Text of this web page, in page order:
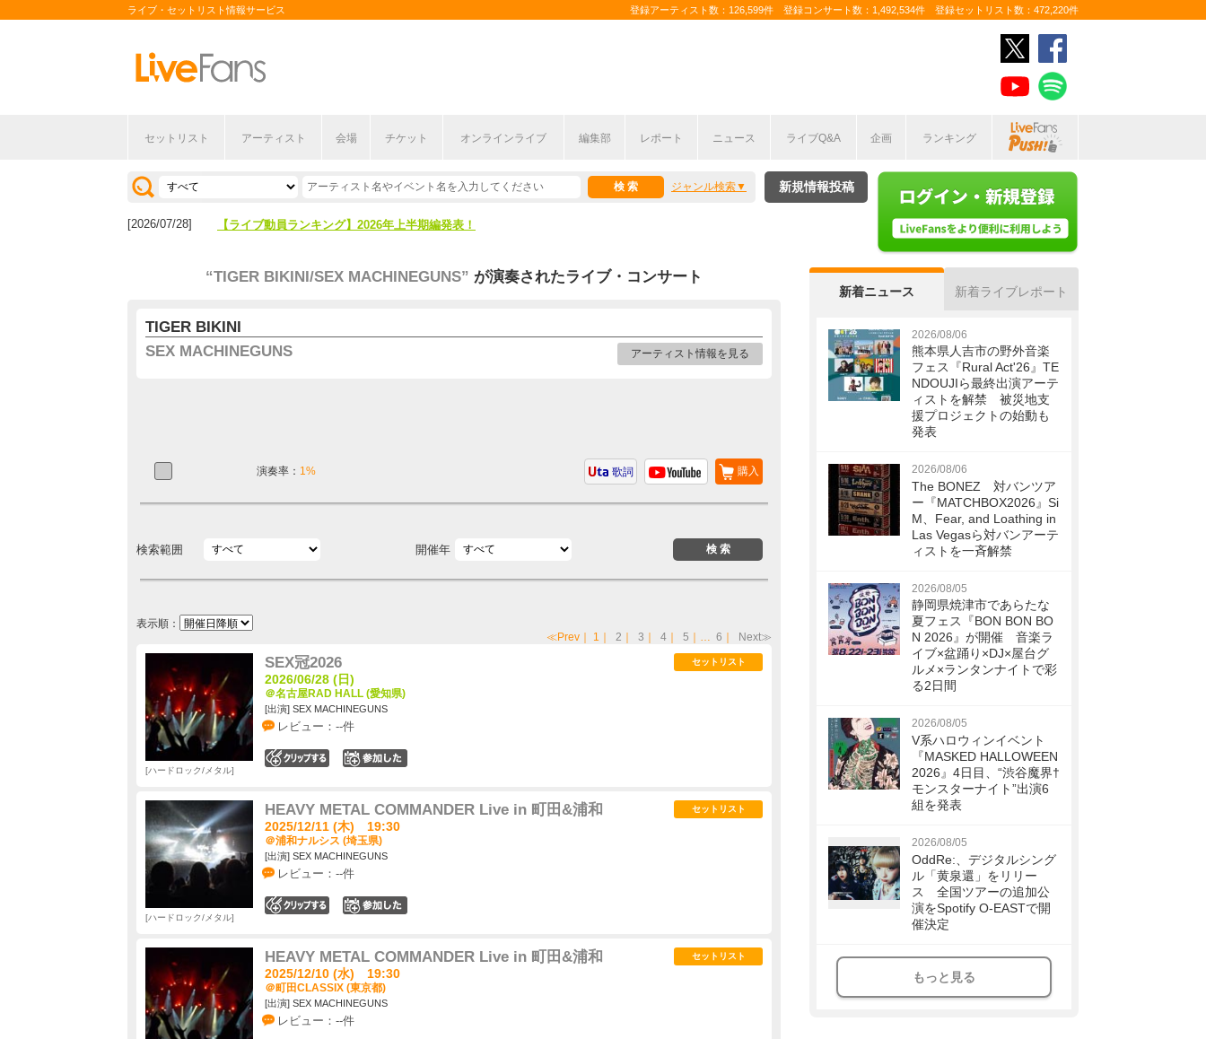
ライブ・セットリスト情報サービス 登録アーティスト数：126,599件 登録コンサート数：1,492,534件 登録セットリスト数：472,220件
セットリスト アーティスト 会場 チケット オンラインライブ 編集部 レポート ニュース ライブQ&A 企画 ランキング
ジャンル検索
[2026/04/27] 【フェス特集2026】フェス情報はここから！
[2026/07/28] 【ライブ動員ランキング】2026年上半期編発表！
新規情報投稿
“TIGER BIKINI/SEX MACHINEGUNS” が演奏されたライブ・コンサート
TIGER BIKINI
SEX MACHINEGUNS
アーティスト情報を見る
演奏率： 1% 購入
歌詞
検索範囲 開催年
表示順：
≪Prev ｜ 1 ｜ 2 ｜ 3 ｜ 4 ｜ 5 ｜… 6 ｜ Next≫
SEX冠2026
2026/06/28 (日)
＠名古屋RAD HALL (愛知県)
[出演] SEX MACHINEGUNS
レビュー：--件
セットリスト
ハードロック/メタル
HEAVY METAL COMMANDER Live in 町田&浦和
2025/12/11 (木) 19:30
＠浦和ナルシス (埼玉県)
[出演] SEX MACHINEGUNS
レビュー：--件
セットリスト
ハードロック/メタル
HEAVY METAL COMMANDER Live in 町田&浦和
2025/12/10 (水) 19:30
＠町田CLASSIX (東京都)
[出演] SEX MACHINEGUNS
レビュー：--件
セットリスト
新着ニュース 新着ライブレポート
2026/08/06
熊本県人吉市の野外音楽
フェス『Rural Act'26』TE
NDOUJIら最終出演アーテ
ィストを解禁 被災地支
援プロジェクトの始動も
発表
2026/08/06
The BONEZ 対バンツア
ー『MATCHBOX2026』Si
M、Fear, and Loathing in
Las Vegasら対バンアーテ
ィストを一斉解禁
2026/08/05
静岡県焼津市であらたな
夏フェス『BON BON BO
N 2026』が開催 音楽ラ
イブ×盆踊り×DJ×屋台グ
ルメ×ランタンナイトで彩
る2日間
2026/08/05
V系ハロウィンイベント
『MASKED HALLOWEEN
2026』4日目、“渋谷魔界†
モンスターナイト”出演6
組を発表
2026/08/05
OddRe:、デジタルシング
ル「黄泉還」をリリー
ス 全国ツアーの追加公
演をSpotify O-EASTで開
催決定
もっと見る